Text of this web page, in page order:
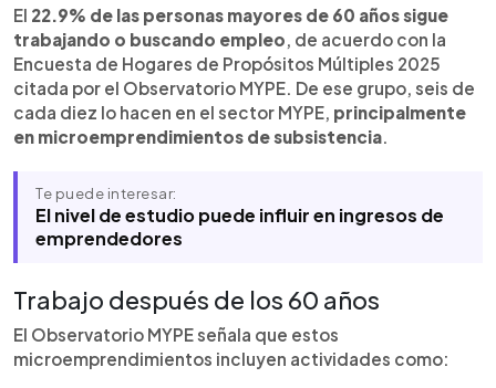
cobertura previsional y los niveles de escolaridad
de esa población. También plantea que los
microemprendimientos de subsistencia deben
articularse con instrumentos financieros,
acompañamiento técnico y una pensión no
contributiva de cobertura efectiva para adultos
mayores sin historial cotizante.
El 22.9% de las personas mayores de 60 años sigue
trabajando o buscando empleo, de acuerdo con la
Encuesta de Hogares de Propósitos Múltiples 2025
citada por el Observatorio MYPE. De ese grupo, seis de
cada diez lo hacen en el sector MYPE, principalmente
en microemprendimientos de subsistencia.
Te puede interesar:
El nivel de estudio puede influir en ingresos de
emprendedores
Trabajo después de los 60 años
El Observatorio MYPE señala que estos
microemprendimientos incluyen actividades como: